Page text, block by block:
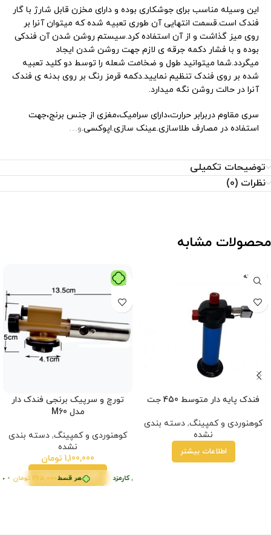
این وسیله مناسب برای جوشکاری بوده و دارای مخزن قابل شارژ با گار
فندک است.قسمت انتهایی آن طوری تعبیه شده که میتوان آنرا بر
روی میز گذاشت و از آن استفاده کرد.سیستم روشن شدن آن فندکی
بوده و با فشار دکمه جرقه ی لازم جهت روشن شدن ایجاد
میگردد.شما میتوانید طول و ضخامت شعله را توسط دو کلید تعبیه
شده بر روی فندک تنظیم نمایید.دکمه قرمز رنگ بر روی بدنه ی فندک
آنرا در حالت روشن نگه میدارد.
سری مقاوم دربرابر حرارت،دارای سرامیک،مغزی از جنس برنج،جهت
استفاده در مصارف طلاسازی.عینک سازی.اپوکسی.و…
توضیحات تکمیلی
نظرات (0)
محصولات مشابه
فروخته
شده
فندک پایه دار متوسط 450 جت
کوهنوردی و کمپینگ, دسته بندی
نشده
اطلاعات بیشتر
هر قسط275,000تومان • خرید قسطی با ترب‌پی بدون کارمزد
تورچ و سرپیک برنجی فندک دار
مدل M60
کوهنوردی و کمپینگ, دسته بندی
نشده
1,100,000 تومان
افزودن به سبد خرید پرداخت اقساطی • خرید قسطی با ترب‌پی بدون کارمزد